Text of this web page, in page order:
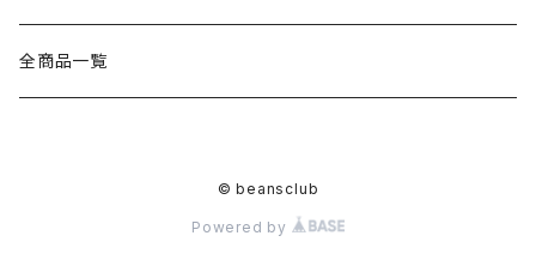
苦味
アイス
全商品一覧
© beansclub
Powered by